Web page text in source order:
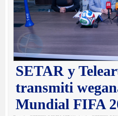
SETAR y
transmiti
Mundial FIFA